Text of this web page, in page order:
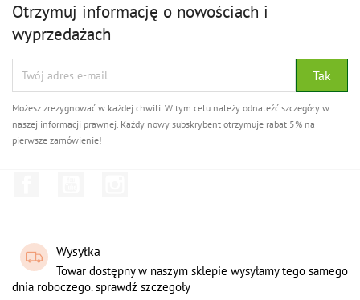
Otrzymuj informację o nowościach i
wyprzedażach
Możesz zrezygnować w każdej chwili. W tym celu należy odnaleźć szczegóły w
naszej informacji prawnej. Każdy nowy subskrybent otrzymuje rabat 5% na
pierwsze zamówienie!
Wysyłka
Towar dostępny w naszym sklepie wysyłamy tego samego
dnia roboczego. sprawdź szczegoły